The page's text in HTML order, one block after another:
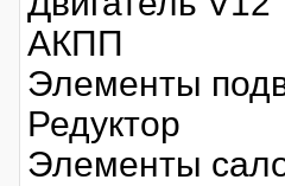
АКПП
Элементы
Редуктор
Элементы